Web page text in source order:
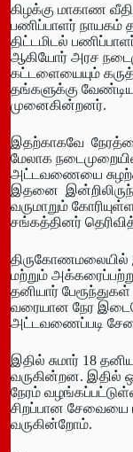
கிழக்கு மாகாண
பணிப்பாளர் நாயகம்
திட்டமிடல்
ஆகியோர் அரச
கட்டளையையும்
தங்களுக்கு வேண்டிய
முனைகின்றனர்.
இதற்காகவே
மேலாக
அட்டவணையை சுழற்சி
இதனை
வருமாறும்
சங்கத்தினர்
திருகோணமலையில்
மற்றும்
தனியார்
வரையான நேர
அட்டவணைப்படி
இதில் சுமார் 18
வருகின்றன. இதில்
நேரம்
சிறப்பான சேவையை
வருகின்றோம்.